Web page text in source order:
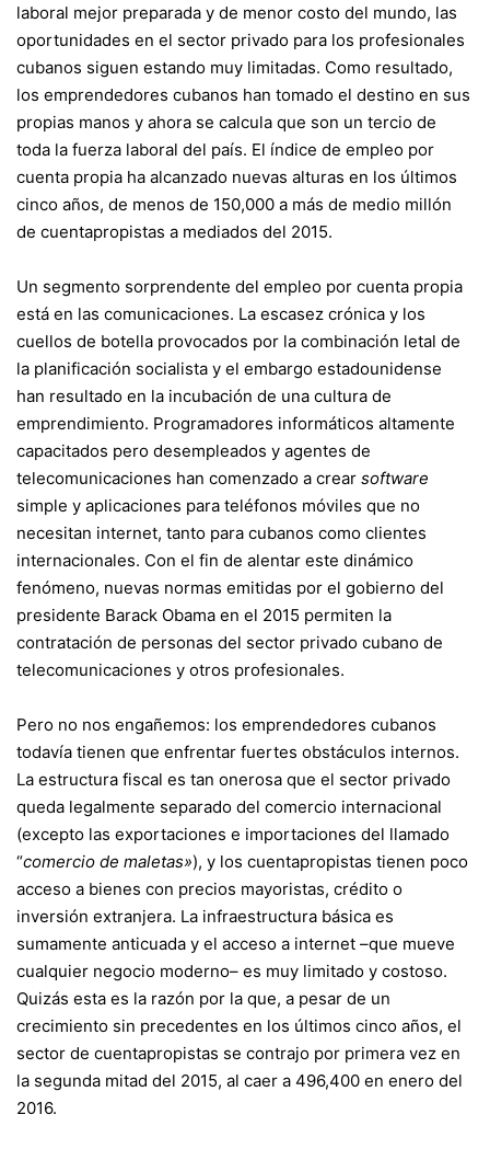
laboral mejor preparada y de menor costo del mundo, las
oportunidades en el sector privado para los profesionales
cubanos siguen estando muy limitadas. Como resultado,
los emprendedores cubanos han tomado el destino en sus
propias manos y ahora se calcula que son un tercio de
toda la fuerza laboral del país. El índice de empleo por
cuenta propia ha alcanzado nuevas alturas en los últimos
cinco años, de menos de 150,000 a más de medio millón
de cuentapropistas a mediados del 2015.
Un segmento sorprendente del empleo por cuenta propia
está en las comunicaciones. La escasez crónica y los
cuellos de botella provocados por la combinación letal de
la planificación socialista y el embargo estadounidense
han resultado en la incubación de una cultura de
emprendimiento. Programadores informáticos altamente
capacitados pero desempleados y agentes de
telecomunicaciones han comenzado a crear software
simple y aplicaciones para teléfonos móviles que no
necesitan internet, tanto para cubanos como clientes
internacionales. Con el fin de alentar este dinámico
fenómeno, nuevas normas emitidas por el gobierno del
presidente Barack Obama en el 2015 permiten la
contratación de personas del sector privado cubano de
telecomunicaciones y otros profesionales.
Pero no nos engañemos: los emprendedores cubanos
todavía tienen que enfrentar fuertes obstáculos internos.
La estructura fiscal es tan onerosa que el sector privado
queda legalmente separado del comercio internacional
(excepto las exportaciones e importaciones del llamado
“comercio de maletas»), y los cuentapropistas tienen poco
acceso a bienes con precios mayoristas, crédito o
inversión extranjera. La infraestructura básica es
sumamente anticuada y el acceso a internet –que mueve
cualquier negocio moderno– es muy limitado y costoso.
Quizás esta es la razón por la que, a pesar de un
crecimiento sin precedentes en los últimos cinco años, el
sector de cuentapropistas se contrajo por primera vez en
la segunda mitad del 2015, al caer a 496,400 en enero del
2016.